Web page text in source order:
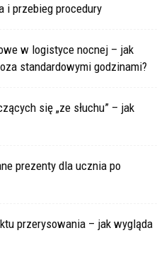
i przebieg procedury
w logistyce nocnej – jak
standardowymi godzinami?
się „ze słuchu” – jak
prezenty dla ucznia po
przerysowania – jak wygląda